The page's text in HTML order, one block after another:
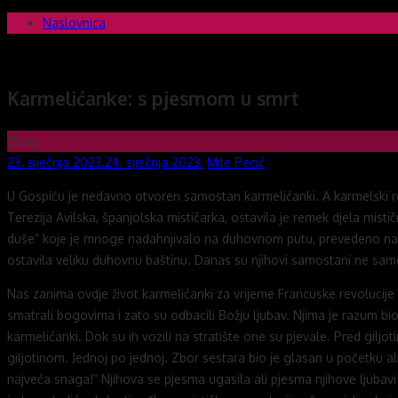
Skip
Novi mostovi com
Dobrodošli na stranice Novi mostovi – Mile Pecić
Naslovnica
Karmelićanke: s pjesmom u smrt
23 sij
Posted
23. siječnja 2023.24. siječnja 2023. Author
Mile Pecić
U Gospiću je nedavno otvoren samostan karmelićanki. A
Terezija Avilska, španjolska mističarka, ostavila je remek djela
duše” koje je mnoge nadahnjivalo na duhovnom putu, prevedeno
ostavila veliku duhovnu baštinu. Danas su njihovi samostani ne
Nas zanima ovdje život karmelićanki za vrijeme Francuske
smatrali bogovima i zato su odbacili Božju ljubav. Njima je razum
karmelićanki. Dok su ih vozili na stratište one su pjevale. Pred
giljotinom. Jednoj po jednoj. Zbor sestara bio je glasan u početku
najveća snaga!” Njihova se pjesma ugasila ali pjesma njihove